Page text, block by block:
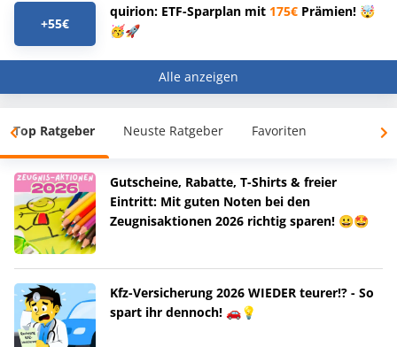
+55€
quirion: ETF-Sparplan mit 175€ Prämien! 🤯
🥳🚀
Alle anzeigen
Top Ratgeber Neuste Ratgeber Favoriten
Gutscheine, Rabatte, T-Shirts & freier
Eintritt: Mit guten Noten bei den
Zeugnisaktionen 2026 richtig sparen! 😀🤩
Kfz-Versicherung 2026 WIEDER teurer!? - So
spart ihr dennoch! 🚗💡